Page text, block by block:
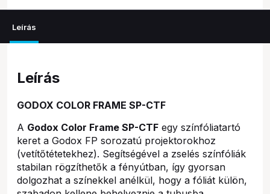
Leírás
Leírás
GODOX COLOR FRAME SP-CTF
A Godox Color Frame SP-CTF egy színfóliatartó
keret a Godox FP sorozatú projektorokhoz
(vetítőtétetekhez). Segítségével a zselés színfóliák
stabilan rögzíthetők a fényútban, így gyorsan
dolgozhat a színekkel anélkül, hogy a fóliát külön,